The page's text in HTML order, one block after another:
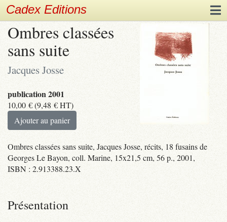
Cadex Editions
Ombres classées
sans suite
Jacques Josse
publication 2001
10,00 €(9,48 €HT)
Ajouter au panier
Ombres classées sans suite, Jacques Josse, récits, 18 fusains de
Georges Le Bayon, coll. Marine, 15x21,5 cm, 56 p., 2001,
ISBN : 2.913388.23.X
Présentation